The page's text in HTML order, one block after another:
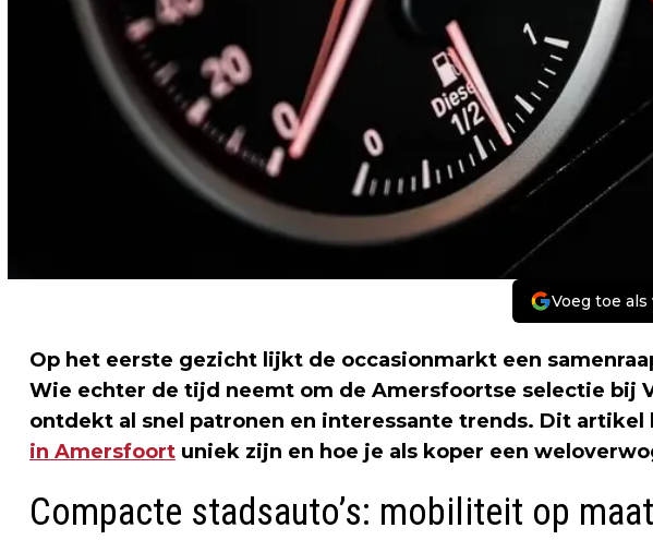
Voeg toe
Op het eerste gezicht lijkt de occasionmarkt een
Wie echter de tijd neemt om de Amersfoortse selectie bij
ontdekt al snel patronen en interessante trends. Dit
in Amersfoort uniek zijn en hoe je als koper een
Compacte stadsauto’s: mobiliteit op maat